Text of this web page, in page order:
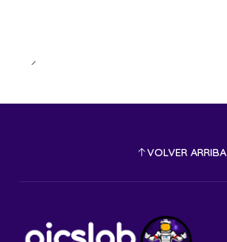
VOLVER ARRIBA